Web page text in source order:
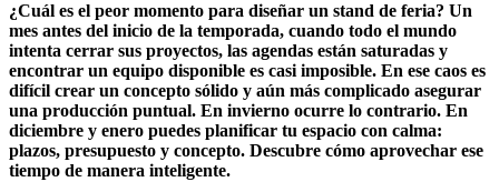
¿Cuál es el peor momento para diseñar un stand de feria? Un
mes antes del inicio de la temporada, cuando todo el mundo
intenta cerrar sus proyectos, las agendas están saturadas y
encontrar un equipo disponible es casi imposible. En ese caos es
difícil crear un concepto sólido y aún más complicado asegurar
una producción puntual. En invierno ocurre lo contrario. En
diciembre y enero puedes planificar tu espacio con calma:
plazos, presupuesto y concepto. Descubre cómo aprovechar ese
tiempo de manera inteligente.